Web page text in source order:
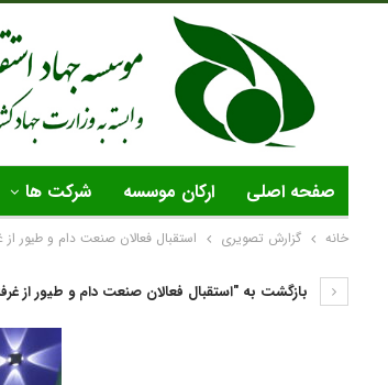
صفحه اصلی ارکان موسسه شرکت ها
خانه گزارش تصویری استقبال فعالان صنعت دام و طیور
بازگشت به "استقبال فعالان صنعت دام و طیور از